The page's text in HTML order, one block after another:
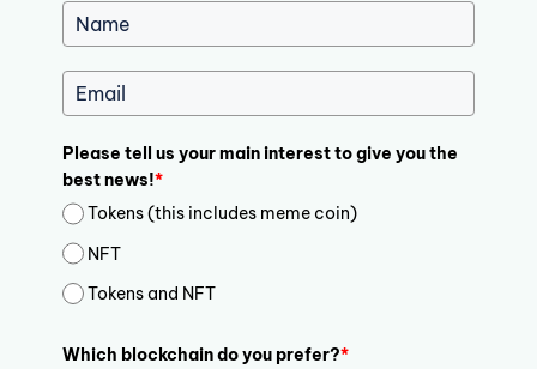
Please tell us your main interest to give you the
best news!*
Tokens (this includes meme coin)
NFT
Tokens and NFT
Which blockchain do you prefer?*